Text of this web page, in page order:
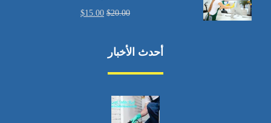
$20.00
$15.00
أحدث الأخبار